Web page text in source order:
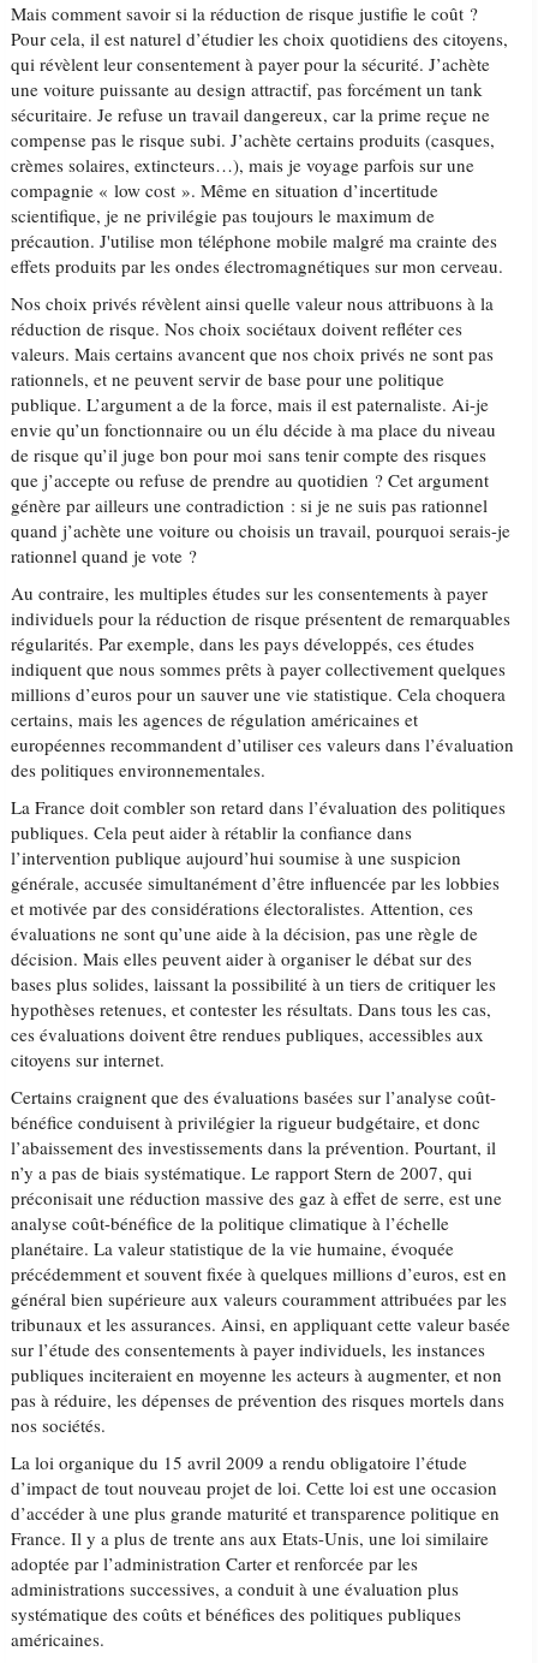
Mais comment savoir si la réduction de risque justifie le coût ?
Pour cela, il est naturel d’étudier les choix quotidiens des citoyens,
qui révèlent leur consentement à payer pour la sécurité. J’achète
une voiture puissante au design attractif, pas forcément un tank
sécuritaire. Je refuse un travail dangereux, car la prime reçue ne
compense pas le risque subi. J’achète certains produits (casques,
crèmes solaires, extincteurs…), mais je voyage parfois sur une
compagnie « low cost ». Même en situation d’incertitude
scientifique, je ne privilégie pas toujours le maximum de
précaution. J'utilise mon téléphone mobile malgré ma crainte des
effets produits par les ondes électromagnétiques sur mon cerveau.
Nos choix privés révèlent ainsi quelle valeur nous attribuons à la
réduction de risque. Nos choix sociétaux doivent refléter ces
valeurs. Mais certains avancent que nos choix privés ne sont pas
rationnels, et ne peuvent servir de base pour une politique
publique. L’argument a de la force, mais il est paternaliste. Ai-je
envie qu’un fonctionnaire ou un élu décide à ma place du niveau
de risque qu’il juge bon pour moi sans tenir compte des risques
que j’accepte ou refuse de prendre au quotidien ? Cet argument
génère par ailleurs une contradiction : si je ne suis pas rationnel
quand j’achète une voiture ou choisis un travail, pourquoi serais-je
rationnel quand je vote ?
Au contraire, les multiples études sur les consentements à payer
individuels pour la réduction de risque présentent de remarquables
régularités. Par exemple, dans les pays développés, ces études
indiquent que nous sommes prêts à payer collectivement quelques
millions d’euros pour un sauver une vie statistique. Cela choquera
certains, mais les agences de régulation américaines et
européennes recommandent d’utiliser ces valeurs dans l’évaluation
des politiques environnementales.
La France doit combler son retard dans l’évaluation des politiques
publiques. Cela peut aider à rétablir la confiance dans
l’intervention publique aujourd’hui soumise à une suspicion
générale, accusée simultanément d’être influencée par les lobbies
et motivée par des considérations électoralistes. Attention, ces
évaluations ne sont qu’une aide à la décision, pas une règle de
décision. Mais elles peuvent aider à organiser le débat sur des
bases plus solides, laissant la possibilité à un tiers de critiquer les
hypothèses retenues, et contester les résultats. Dans tous les cas,
ces évaluations doivent être rendues publiques, accessibles aux
citoyens sur internet.
Certains craignent que des évaluations basées sur l’analyse coût-
bénéfice conduisent à privilégier la rigueur budgétaire, et donc
l’abaissement des investissements dans la prévention. Pourtant, il
n’y a pas de biais systématique. Le rapport Stern de 2007, qui
préconisait une réduction massive des gaz à effet de serre, est une
analyse coût-bénéfice de la politique climatique à l’échelle
planétaire. La valeur statistique de la vie humaine, évoquée
précédemment et souvent fixée à quelques millions d’euros, est en
général bien supérieure aux valeurs couramment attribuées par les
tribunaux et les assurances. Ainsi, en appliquant cette valeur basée
sur l’étude des consentements à payer individuels, les instances
publiques inciteraient en moyenne les acteurs à augmenter, et non
pas à réduire, les dépenses de prévention des risques mortels dans
nos sociétés.
La loi organique du 15 avril 2009 a rendu obligatoire l’étude
d’impact de tout nouveau projet de loi. Cette loi est une occasion
d’accéder à une plus grande maturité et transparence politique en
France. Il y a plus de trente ans aux Etats-Unis, une loi similaire
adoptée par l’administration Carter et renforcée par les
administrations successives, a conduit à une évaluation plus
systématique des coûts et bénéfices des politiques publiques
américaines.